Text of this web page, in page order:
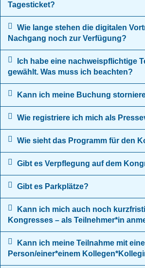
Tagesticket?
Wie lange stehen die digitalen
Nachgang noch zur Verfügung?
Ich habe eine nachweispflichtige
gewählt. Was muss ich beachten?
Kann ich meine Buchung
Wie registriere ich mich als
Wie sieht das Programm für den
Gibt es Verpflegung auf dem
Gibt es Parkplätze?
Kann ich mich auch noch
Kongresses – als Teilnehmer*in
Kann ich meine Teilnahme mit
Person/einer*einem